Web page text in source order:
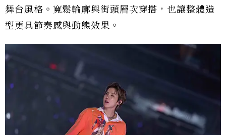
舞台風格。寬鬆輪廓與街頭層次穿搭，也讓整體造
型更具節奏感與動態效果。